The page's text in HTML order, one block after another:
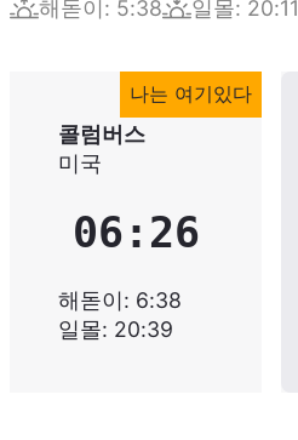
해돋이: 5:38 일몰: 20:11
나는 여기있다
콜럼버스
미국
06:26
해돋이: 6:38
일몰: 20:39